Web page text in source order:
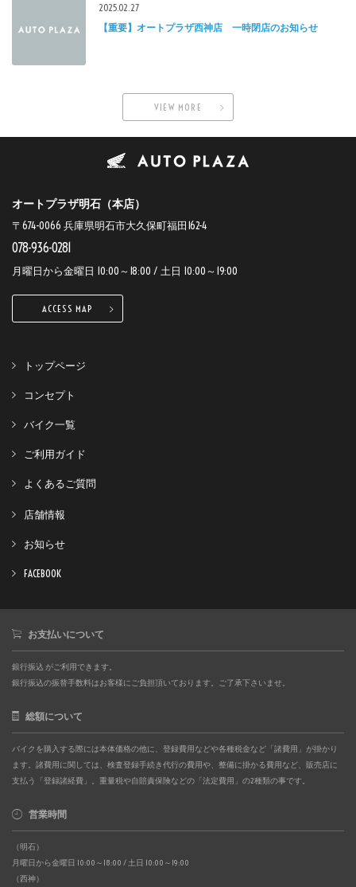
2025.02.27
【重要】オートプラザ西神店 一時閉店のお知らせ
VIEW MORE
オートプラザ明石（本店）
〒674-0066 兵庫県明石市大久保町福田162-4
078-936-0281
月曜日から金曜日 10:00～18:00 / 土日 10:00～19:00
ACCESS MAP
トップページ
コンセプト
バイク一覧
ご利用ガイド
よくあるご質問
店舗情報
お知らせ
FACEBOOK
お支払いについて
銀行振込 がご利用できます。
銀行振込の振替手数料はお客様にご負担頂いております。ご了承下さいませ。
総額について
バイクを購入する際には本体価格の他に、登録費用などや各種税金など「諸費用」が掛かり
ます。諸費用に関しては、検査登録手続き代行の費用や、整備に掛かる費用など、販売店に
支払う「登録諸経費」。重量税や自賠責保険などの「法定費用」の2種類の事です。
営業時間
（明石）
月曜日から金曜日 10:00～18:00 / 土日 10:00～19:00
（西神）